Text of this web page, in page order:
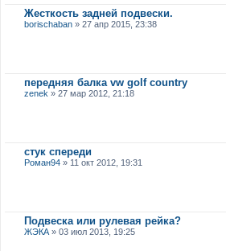
Жесткость задней подвески.
borischaban» 27 апр 2015, 23:38
передняя балка vw golf country
zenek » 27 мар 2012, 21:18
стук спереди
Роман94» 11 окт 2012, 19:31
Подвеска или рулевая рейка?
ЖЭКА» 03 июл 2013, 19:25